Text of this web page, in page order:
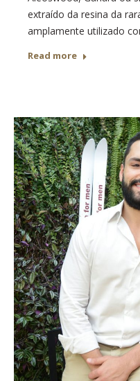
extraído da resina da
amplamente utilizado
Read more